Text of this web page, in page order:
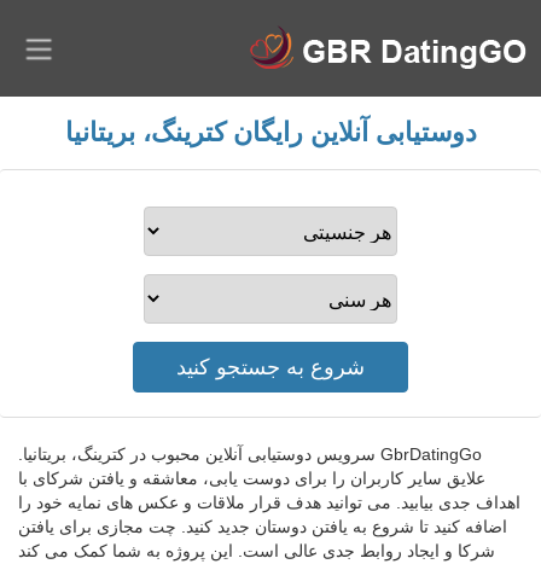
دوستیابی آنلاین رایگان کترینگ، بریتانیا
GbrDatingGo سرویس دوستیابی آنلاین محبوب در کترینگ، بریتانیا.
علایق سایر کاربران را برای دوست یابی، معاشقه و یافتن شرکای با
اهداف جدی بیابید. می توانید هدف قرار ملاقات و عکس های نمایه خود را
اضافه کنید تا شروع به یافتن دوستان جدید کنید. چت مجازی برای یافتن
شرکا و ایجاد روابط جدی عالی است. این پروژه به شما کمک می کند